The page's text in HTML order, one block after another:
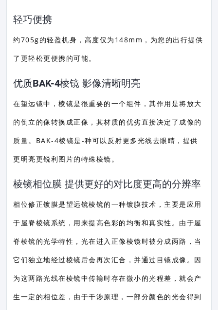
轻巧便携
约705g的轻盈机身，高度仅为148mm，为您的出行提供
了更轻松更便携的可能。
优质BAK-4棱镜 影像清晰明亮
在望远镜中，棱镜是很重要的一个组件，其作用是将放大
的倒立的像转换成正像，其材质的优劣直接决定了成像的
质量。BAK-4棱镜是-种可以反射更多光线去眼睛，提供
更明亮更锐利图片的特殊棱镜。
棱镜相位膜 提供更好的对比度更高的分辨率
相位修正镀膜是望远镜棱镜的一种镀膜技术，主要是应用
于屋脊棱镜系统，用来提高色彩的均衡和真实性。由于屋
脊棱镜的光学特性，光在进入正像棱镜时被分成两路，当
它们独立地经过棱镜后会再次汇合，并通过目镜成像。因
为这两路光线在棱镜中传输时存在微小的光程差，就会产
生一定的相位差，由于干涉原理，一部分颜色的光会得到